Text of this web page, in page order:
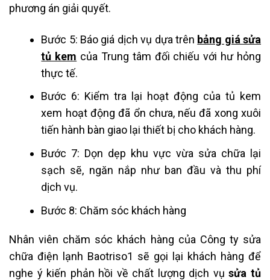
phương án giải quyết.
Bước 5: Báo giá dịch vụ dựa trên bảng giá sửa
tủ kem của Trung tâm đối chiếu với hư hỏng
thực tế.
Bước 6: Kiểm tra lại hoạt động của tủ kem
xem hoạt động đã ổn chưa, nếu đã xong xuôi
tiến hành bàn giao lại thiết bị cho khách hàng.
Bước 7: Dọn dẹp khu vực vừa sửa chữa lại
sạch sẽ, ngăn nắp như ban đầu và thu phí
dịch vụ.
Bước 8: Chăm sóc khách hàng
Nhân viên chăm sóc khách hàng của Công ty sửa
chữa điện lạnh Baotriso1 sẽ gọi lại khách hàng để
nghe ý kiến phản hồi về chất lượng dịch vụsửa tủ